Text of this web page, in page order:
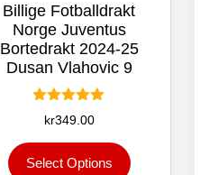
Billige Fotballdrakt
Norge Juventus
Bortedrakt 2024-25
Dusan Vlahovic 9
Vurdert
5.00
av 5
kr349.00
Select Options
produktet